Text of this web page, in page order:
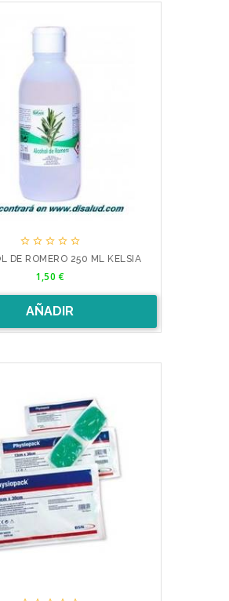
    
DE ROMERO 250 ML KELSIA
Precio
1,50 €
AÑADIR